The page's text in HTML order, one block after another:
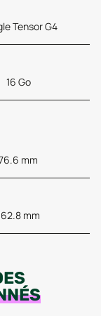
Tensor G4
16 Go
mm
mm